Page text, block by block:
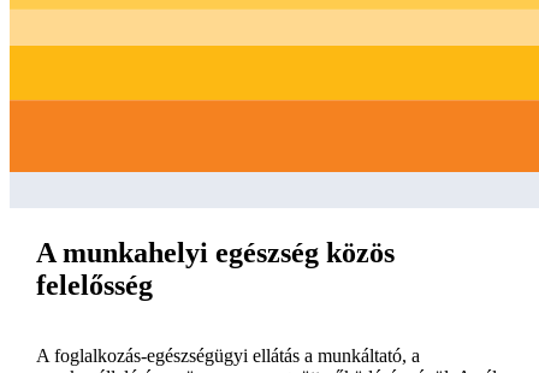
A munkahelyi egészség közös
felelősség
A foglalkozás-egészségügyi ellátás a munkáltató, a